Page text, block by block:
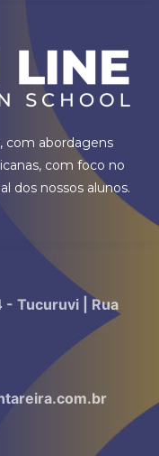
com abordagens
com foco no
dos nossos alunos.
- Tucuruvi | Rua